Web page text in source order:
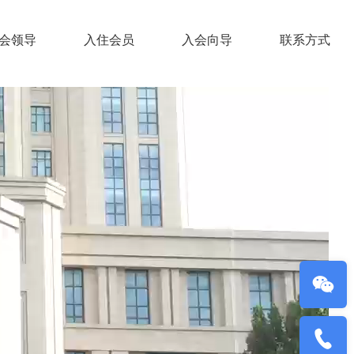
领导 入住会员 入会向导 联系方式